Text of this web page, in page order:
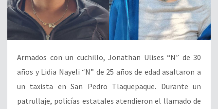
Armados con un cuchillo, Jonathan Ulises “N” de 30
años y Lidia Nayeli “N” de 25 años de edad asaltaron a
un taxista en San Pedro Tlaquepaque. Durante un
patrullaje, policías estatales atendieron el llamado de